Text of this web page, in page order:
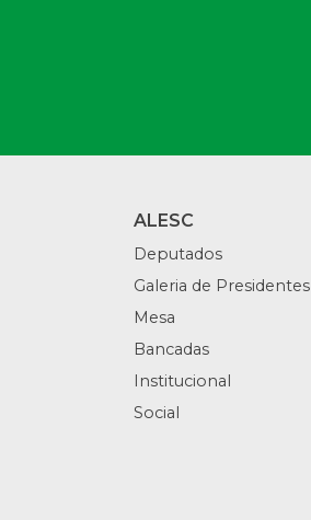
ALESC
Deputados
Galeria de Presidentes
Mesa
Bancadas
Institucional
Social